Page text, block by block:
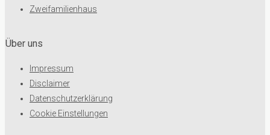
Zweifamilienhaus
Über uns
Impressum
Disclaimer
Datenschutzerklärung
Cookie Einstellungen